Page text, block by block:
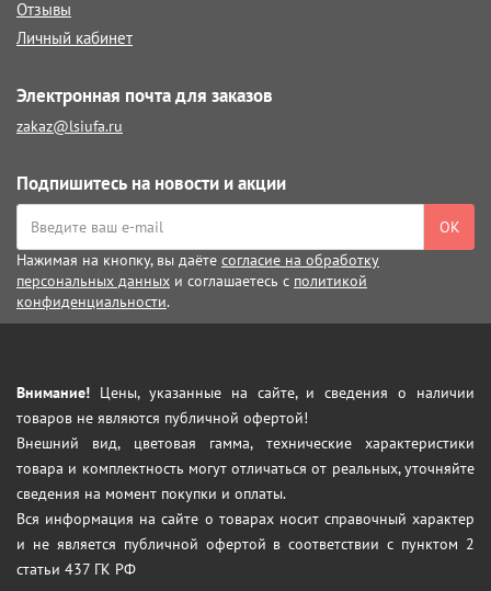
Отзывы
Личный кабинет
Электронная почта для заказов
zakaz@lsiufa.ru
Подпишитесь на новости и акции
ОК
Нажимая на кнопку, вы даёте согласие на обработку
персональных данных и соглашаетесь с политикой
конфиденциальности.
Внимание! Цены, указанные на сайте, и сведения о наличии
товаров не являются публичной офертой!
Внешний вид, цветовая гамма, технические характеристики
товара и комплектность могут отличаться от реальных, уточняйте
сведения на момент покупки и оплаты.
Вся информация на сайте о товарах носит справочный характер
и не является публичной офертой в соответствии с пунктом 2
статьи 437 ГК РФ